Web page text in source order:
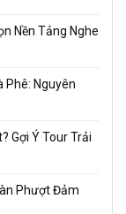
Nền Tảng Nghe
Phê: Nguyên
Gợi Ý Tour Trải
Phượt Đảm